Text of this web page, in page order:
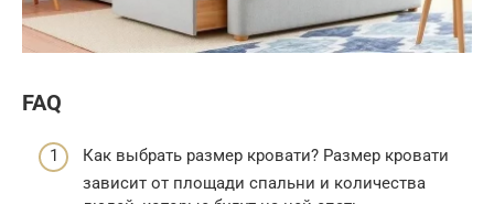
FAQ
Как выбрать размер кровати? Размер кровати
зависит от площади спальни и количества